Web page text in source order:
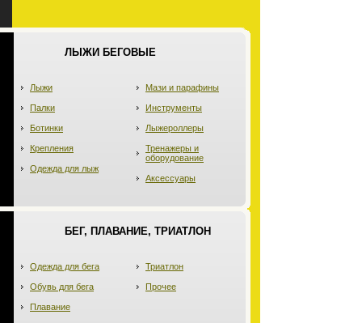
ЛЫЖИ БЕГОВЫЕ
Лыжи
Палки
Ботинки
Крепления
Одежда для лыж
Мази и парафины
Инструменты
Лыжероллеры
Тренажеры и
оборудование
Аксессуары
БЕГ, ПЛАВАНИЕ, ТРИАТЛОН
Одежда для бега
Обувь для бега
Плавание
Триатлон
Прочее